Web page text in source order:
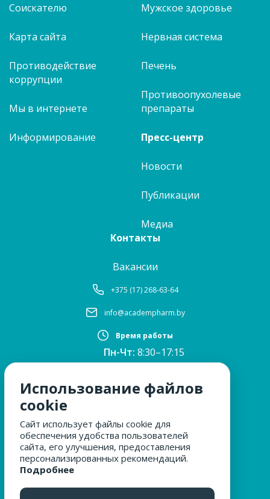
Соискателю
Карта сайта
Противодействие
коррупции
Мы в интернете
Информирование
Мужское здоровье
Нервная система
Печень
Противоопухолевые
препараты
Пресс-центр
Новости
Публикации
Медиа
Контакты
Вакансии
+375 (17) 268-63-64
info@academpharm.by
Время работы
Пн-Чт: 8:30–17:15
ПТ:8:30–16:00
12:30–13:00
Сб, Вс:выходные
МЫ ЗА БЕЗОПАСНОСТЬ
ОБРАЩЕНИЯ ГРАЖДАН
Использование файлов
cookie
Сайт использует файлы cookie для
обеспечения удобства пользователей
сайта, его улучшения, предоставления
персонализированных рекомендаций.
Подробнее